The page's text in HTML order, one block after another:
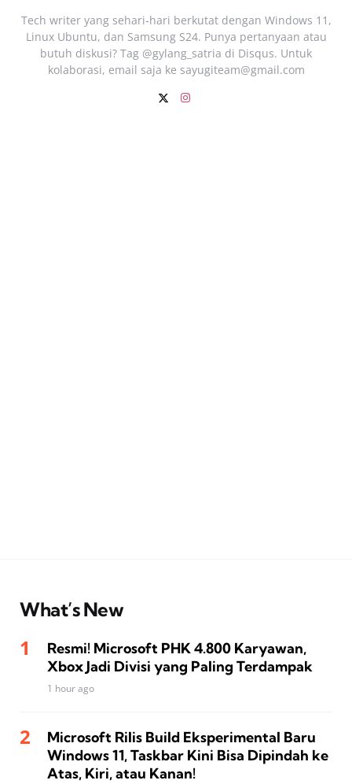
Tech writer yang sehari‑hari berkutat dengan Windows 11,
Linux Ubuntu, dan Samsung S24. Punya pertanyaan atau
butuh diskusi? Tag @gylang_satria di Disqus. Untuk
kolaborasi, email saja ke sayugiteam@gmail.com
What’s New
Resmi! Microsoft PHK 4.800 Karyawan,
Xbox Jadi Divisi yang Paling Terdampak
1 hour ago
Microsoft Rilis Build Eksperimental Baru
Windows 11, Taskbar Kini Bisa Dipindah ke
Atas, Kiri, atau Kanan!